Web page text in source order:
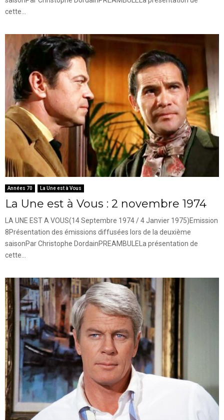
cette...
Années 70 La Une est à Vous
La Une est à Vous : 2 novembre 1974
LA UNE EST A VOUS(14 Septembre 1974 / 4 Janvier 1975)Emission
8Présentation des émissions diffusées lors de la deuxième
saisonPar Christophe DordainPREAMBULELa présentation de
cette...